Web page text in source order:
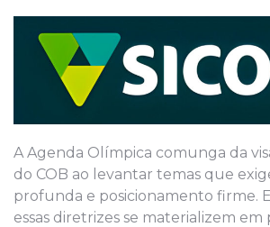
A Agenda Olímpica comunga da
do COB ao levantar temas que
profunda e posicionamento firme.
essas diretrizes se materializem em